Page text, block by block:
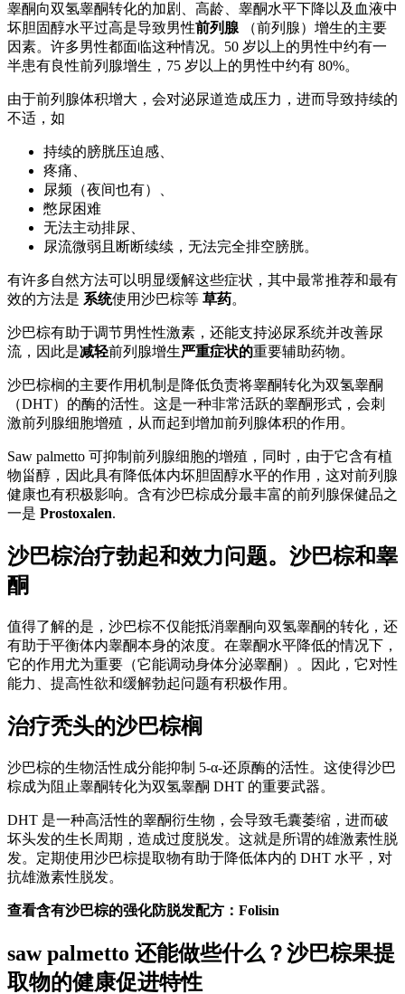
睾酮向双氢睾酮转化的加剧、高龄、睾酮水平下降以及血液中
坏胆固醇水平过高是导致男性前列腺
（前列腺）增生的主要
因素。许多男性都面临这种情况。50 岁以上的男性中约有一
半患有良性前列腺增生，75 岁以上的男性中约有 80%。
由于前列腺体积增大，会对泌尿道造成压力，进而导致持续的
不适，如
持续的膀胱压迫感、
疼痛、
尿频（夜间也有）、
憋尿困难
无法主动排尿、
尿流微弱且断断续续，无法完全排空膀胱。
有许多自然方法可以明显缓解这些症状，其中最常推荐和最有
效的方法是 系统使用沙巴棕等 草药。
沙巴棕有助于调节男性性激素，还能支持泌尿系统并改善尿
流，因此是减轻前列腺增生严重症状的重要辅助药物。
沙巴棕榈的主要作用机制是降低负责将睾酮转化为双氢睾酮
（DHT）的酶的活性。这是一种非常活跃的睾酮形式，会刺
激前列腺细胞增殖，从而起到增加前列腺体积的作用。
Saw palmetto 可抑制前列腺细胞的增殖，同时，由于它含有植
物甾醇，因此具有降低体内坏胆固醇水平的作用，这对前列腺
健康也有积极影响。含有沙巴棕成分最丰富的前列腺保健品之
一是 Prostoxalen.
沙巴棕治疗勃起和效力问题。沙巴棕和睾
酮
值得了解的是，沙巴棕不仅能抵消睾酮向双氢睾酮的转化，还
有助于平衡体内睾酮本身的浓度。在睾酮水平降低的情况下，
它的作用尤为重要（它能调动身体分泌睾酮）。因此，它对性
能力、提高性欲和缓解勃起问题有积极作用。
治疗秃头的沙巴棕榈
沙巴棕的生物活性成分能抑制 5-α-还原酶的活性。这使得沙巴
棕成为阻止睾酮转化为双氢睾酮 DHT 的重要武器。
DHT 是一种高活性的睾酮衍生物，会导致毛囊萎缩，进而破
坏头发的生长周期，造成过度脱发。这就是所谓的雄激素性脱
发。定期使用沙巴棕提取物有助于降低体内的 DHT 水平，对
抗雄激素性脱发。
查看含有沙巴棕的强化防脱发配方：Folisin
saw palmetto 还能做些什么？沙巴棕果提
取物的健康促进特性